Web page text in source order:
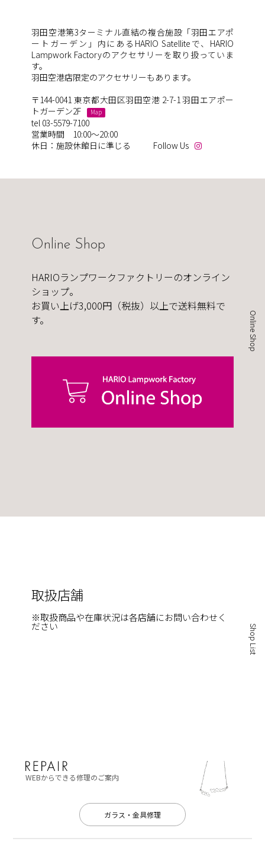
羽田空港第3ターミナル直結の複合施設「羽田エアポ
ートガーデン」内にあるHARIO Satelliteで、HARIO
Lampwork Factoryのアクセサリーを取り扱っていま
す。
羽田空港店限定のアクセサリーもあります。
〒144-0041 東京都大田区羽田空港 2-7-1 羽田エアポー
トガーデン2F
Map
tel 03-5579-7100
営業時間 10:00～20:00
休日：施設休館日に準じる
Follow Us
Online Shop
Online Shop
HARIOランプワークファクトリーのオンライン
ショップ。
お買い上げ3,000円（税抜）以上で送料無料で
す。
Shop List
取扱店舗
※取扱商品や在庫状況は各店舗にお問い合わせく
ださい
WEBからできる修理のご案内
ガラス・金具修理